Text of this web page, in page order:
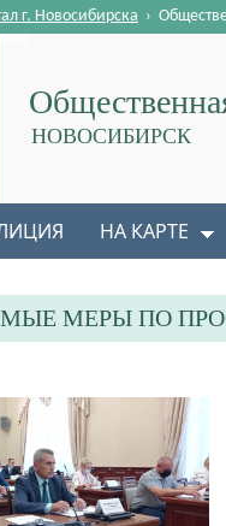
НОВОСИБИРСК
г. Новосибирска ›
НА КАРТЕ
МЕРЫ ПО